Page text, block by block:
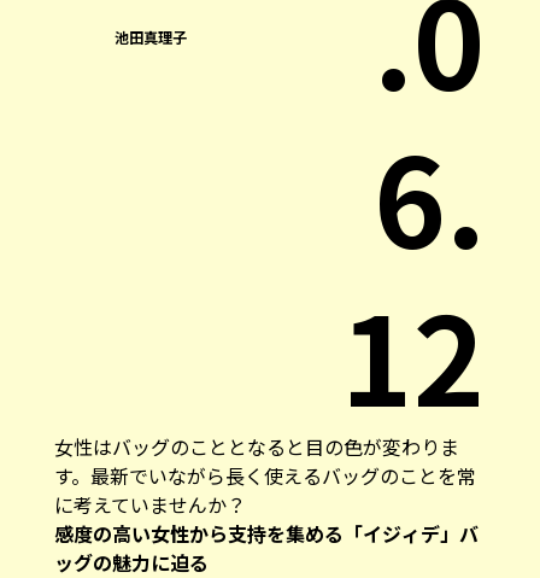
池田真理子
.0
6.
12
女性はバッグのこととなると目の色が変わりま
す。最新でいながら長く使えるバッグのことを常
に考えていませんか？
感度の高い女性から支持を集める「イジィデ」バ
ッグの魅力に迫る